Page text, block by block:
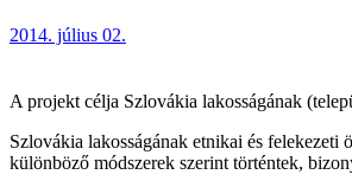
2014. július 02.
A projekt célja Szlovákia lakosságának
Szlovákia lakosságának etnikai és felekezeti
különböző módszerek szerint történtek,